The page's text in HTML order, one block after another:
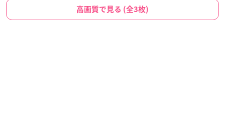
高画質で見る (全3枚)